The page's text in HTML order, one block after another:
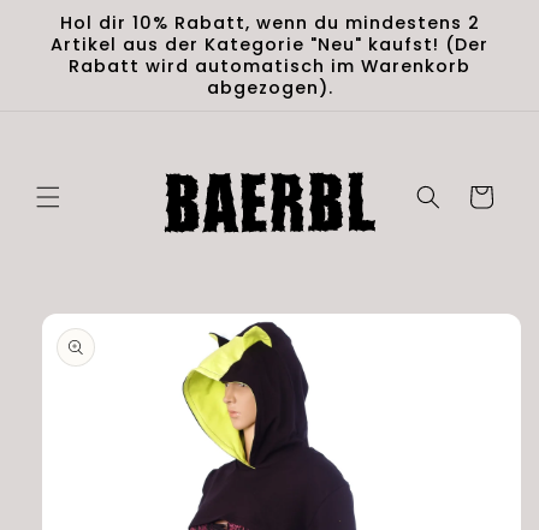
zum
Inhalt
Hol dir 10% Rabatt, wenn du mindestens 2
Artikel aus der Kategorie "Neu" kaufst! (Der
Rabatt wird automatisch im Warenkorb
abgezogen).
Warenkorb